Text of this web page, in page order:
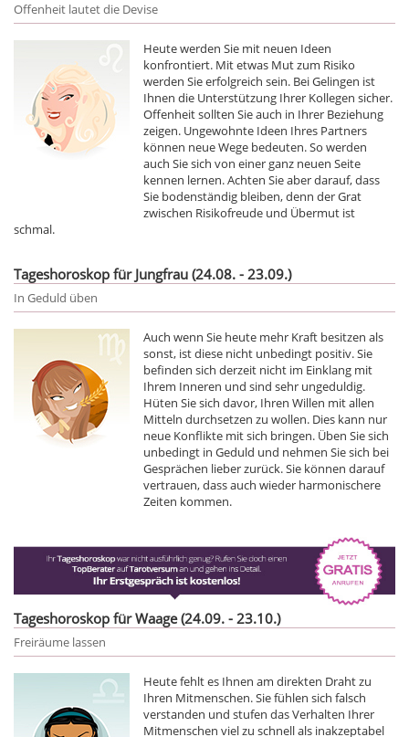
Offenheit lautet die Devise
Heute werden Sie mit neuen Ideen
konfrontiert. Mit etwas Mut zum Risiko
werden Sie erfolgreich sein. Bei Gelingen ist
Ihnen die Unterstützung Ihrer Kollegen sicher.
Offenheit sollten Sie auch in Ihrer Beziehung
zeigen. Ungewohnte Ideen Ihres Partners
können neue Wege bedeuten. So werden
auch Sie sich von einer ganz neuen Seite
kennen lernen. Achten Sie aber darauf, dass
Sie bodenständig bleiben, denn der Grat
zwischen Risikofreude und Übermut ist
schmal.
Tageshoroskop für Jungfrau (24.08. - 23.09.)
In Geduld üben
Auch wenn Sie heute mehr Kraft besitzen als
sonst, ist diese nicht unbedingt positiv. Sie
befinden sich derzeit nicht im Einklang mit
Ihrem Inneren und sind sehr ungeduldig.
Hüten Sie sich davor, Ihren Willen mit allen
Mitteln durchsetzen zu wollen. Dies kann nur
neue Konflikte mit sich bringen. Üben Sie sich
unbedingt in Geduld und nehmen Sie sich bei
Gesprächen lieber zurück. Sie können darauf
vertrauen, dass auch wieder harmonischere
Zeiten kommen.
Tageshoroskop für Waage (24.09. - 23.10.)
Freiräume lassen
Heute fehlt es Ihnen am direkten Draht zu
Ihren Mitmenschen. Sie fühlen sich falsch
verstanden und stufen das Verhalten Ihrer
Mitmenschen viel zu schnell als inakzeptabel